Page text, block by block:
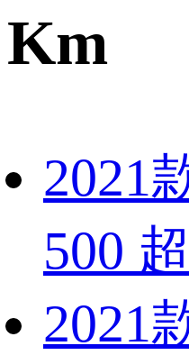
Km
2021
500
2021